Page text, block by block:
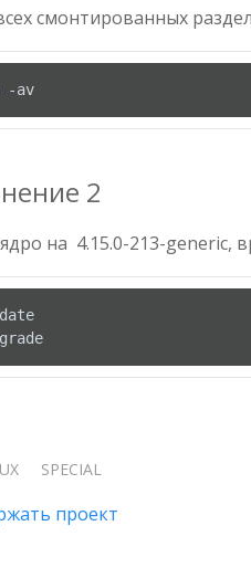
смонтированных
-av
2
на 4.15.0-213-generic,
SPECIAL
проект